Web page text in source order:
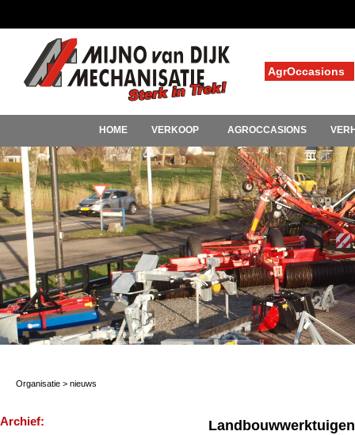
AgrOccasions
HOME VERKOOP AGROCCASIONS
Organisatie > nieuws
Archief: